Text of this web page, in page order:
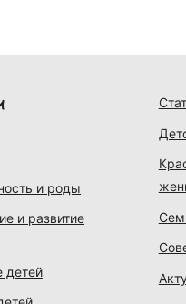
и роды
и развитие
детей